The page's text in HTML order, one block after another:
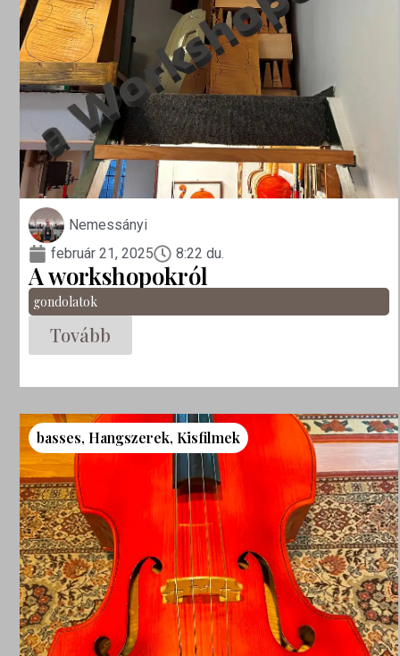
Nemessányi
február 21, 2025
8:22 du.
A workshopokról
gondolatok
Tovább
basses, Hangszerek, Kisfilmek